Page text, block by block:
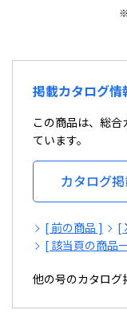
掲載カタログ情
この商品は、総
ています。
カタログ
[ 前の商品 ] [
[ 該当頁の商品
他の号のカタログ